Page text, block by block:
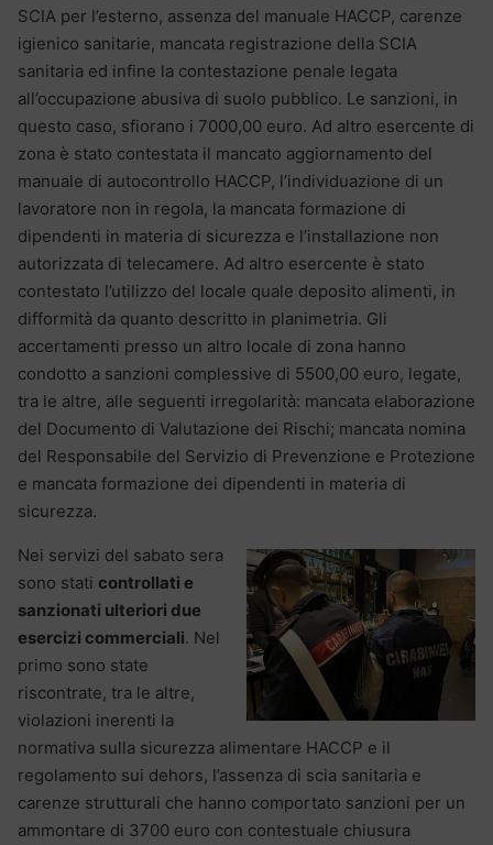
SCIA per l’esterno, assenza del manuale HACCP, carenze
igienico sanitarie, mancata registrazione della SCIA
sanitaria ed infine la contestazione penale legata
all’occupazione abusiva di suolo pubblico. Le sanzioni, in
questo caso, sfiorano i 7000,00 euro. Ad altro esercente di
zona è stato contestata il mancato aggiornamento del
manuale di autocontrollo HACCP, l’individuazione di un
lavoratore non in regola, la mancata formazione di
dipendenti in materia di sicurezza e l’installazione non
autorizzata di telecamere. Ad altro esercente è stato
contestato l’utilizzo del locale quale deposito alimenti, in
difformità da quanto descritto in planimetria. Gli
accertamenti presso un altro locale di zona hanno
condotto a sanzioni complessive di 5500,00 euro, legate,
tra le altre, alle seguenti irregolarità: mancata elaborazione
del Documento di Valutazione dei Rischi; mancata nomina
del Responsabile del Servizio di Prevenzione e Protezione
e mancata formazione dei dipendenti in materia di
sicurezza.
Nei servizi del sabato sera
sono stati controllati e
sanzionati ulteriori due
esercizi commerciali. Nel
primo sono state
riscontrate, tra le altre,
violazioni inerenti la
normativa sulla sicurezza alimentare HACCP e il
regolamento sui dehors, l’assenza di scia sanitaria e
carenze strutturali che hanno comportato sanzioni per un
ammontare di 3700 euro con contestuale chiusura